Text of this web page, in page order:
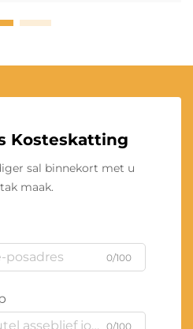
Kosteskatting
sal binnekort met u
maak.
0/100
0/100